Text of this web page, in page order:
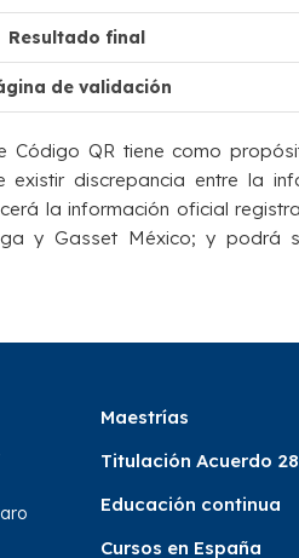
Resultado final
de validación
Código QR tiene como
existir discrepancia entre la
la información oficial
y Gasset México; y podrá
Maestrías
Titulación Acuerdo
Educación continua
Cursos en España